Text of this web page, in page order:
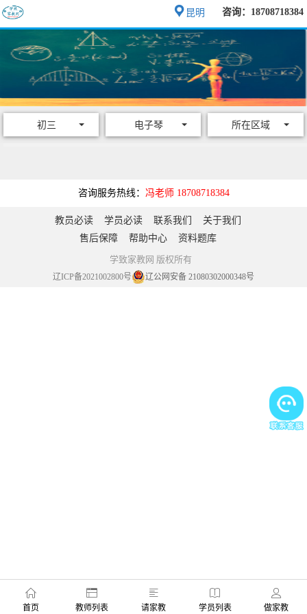
咨询：18708718384
昆明
初三 电子琴 所在区域
咨询服务热线： 冯老师 18708718384
教员必读 学员必读 联系我们
关于我们
售后保障
帮助中心 资料题库
学致家教网 版权所有
辽ICP备2021002800号 辽公网安备 21080302000348号
首页 教师列表 请家教 学员列表 做家教